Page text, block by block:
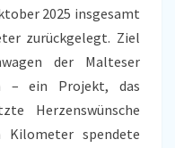
2025 insgesamt
zurückgelegt. Ziel
der Malteser
– ein Projekt, das
Herzenswünsche
spendete